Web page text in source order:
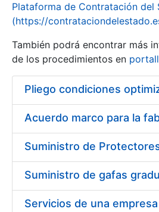
Plataforma de Contratación del
(https://
También podrá encontrar más
de los procedimientos en